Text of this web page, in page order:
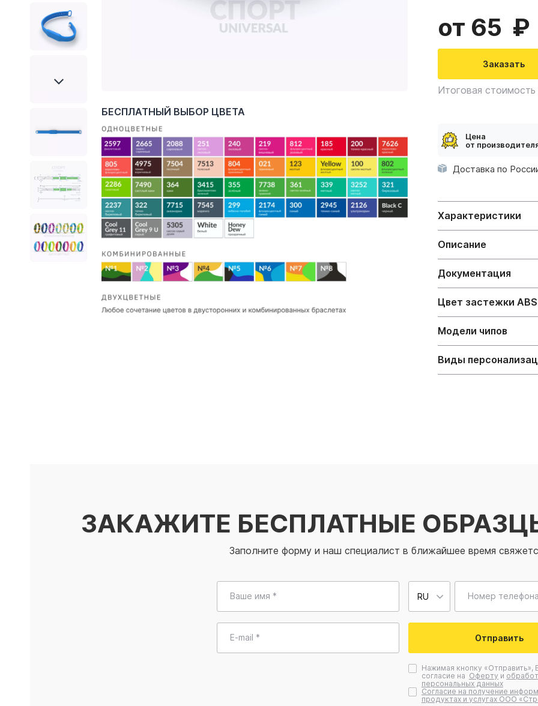
БЕСПЛАТНЫЙ ВЫБОР ЦВЕТА
от 65
Заказать
Итоговая
Цена
от
Доставка по
Характеристики
Описание
Документация
Цвет застежки ABS
Модели чипов
Виды
ЗАКАЖИТЕ БЕСПЛАТНЫЕ
Заполните форму и наш специалист в ближайшее время
Ваше имя * Номер
E-mail * Отправить
Нажимая кнопку «Отправить»,
согласие на Оферту и
персональных данных
Согласие на получение
продуктах и услугах ООО